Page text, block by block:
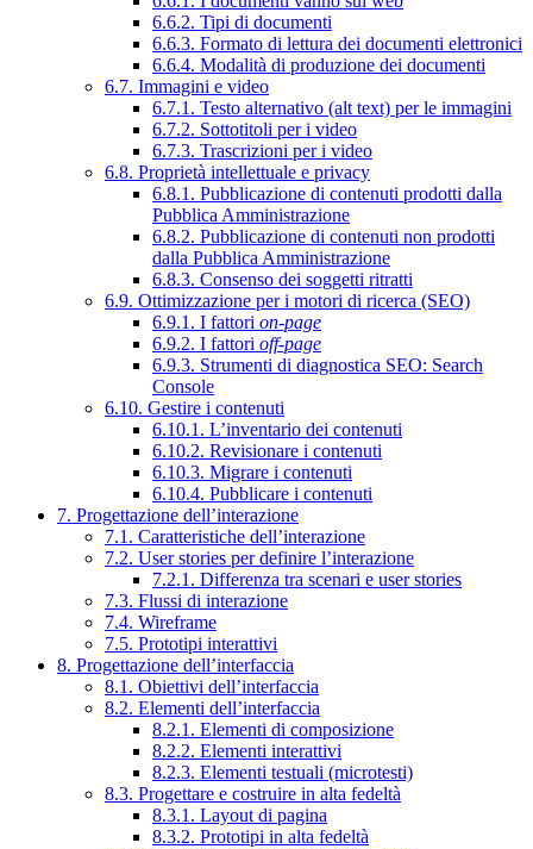
6.6.2. Tipi di documenti
6.6.3. Formato di lettura dei documenti elettronici
6.6.4. Modalità di produzione dei documenti
6.7. Immagini e video
6.7.1. Testo alternativo (alt text) per le immagini
6.7.2. Sottotitoli per i video
6.7.3. Trascrizioni per i video
6.8. Proprietà intellettuale e privacy
6.8.1. Pubblicazione di contenuti prodotti dalla
Pubblica Amministrazione
6.8.2. Pubblicazione di contenuti non prodotti
dalla Pubblica Amministrazione
6.8.3. Consenso dei soggetti ritratti
6.9. Ottimizzazione per i motori di ricerca (SEO)
6.9.1. I fattori on-page
6.9.2. I fattori off-page
6.9.3. Strumenti di diagnostica SEO: Search
Console
6.10. Gestire i contenuti
6.10.1. L’inventario dei contenuti
6.10.2. Revisionare i contenuti
6.10.3. Migrare i contenuti
6.10.4. Pubblicare i contenuti
7. Progettazione dell’interazione
7.1. Caratteristiche dell’interazione
7.2. User stories per definire l’interazione
7.2.1. Differenza tra scenari e user stories
7.3. Flussi di interazione
7.4. Wireframe
7.5. Prototipi interattivi
8. Progettazione dell’interfaccia
8.1. Obiettivi dell’interfaccia
8.2. Elementi dell’interfaccia
8.2.1. Elementi di composizione
8.2.2. Elementi interattivi
8.2.3. Elementi testuali (microtesti)
8.3. Progettare e costruire in alta fedeltà
8.3.1. Layout di pagina
8.3.2. Prototipi in alta fedeltà